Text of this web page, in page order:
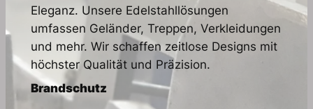
Eleganz. Unsere Edelstahllösungen
umfassen Geländer, Treppen, Verkleidungen
und mehr. Wir schaffen zeitlose Designs mit
höchster Qualität und Präzision.
Brandschutz